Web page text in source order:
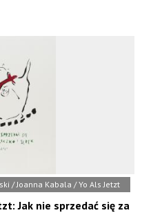
/ Joanna Kabala / Yo Als Jetzt
Jak nie sprzedać się za